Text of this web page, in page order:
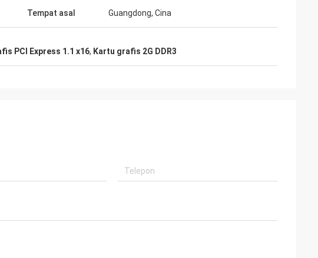
Tempat asal Guangdong, Cina
PCI Express 1.1 x16, Kartu grafis 2G DDR3